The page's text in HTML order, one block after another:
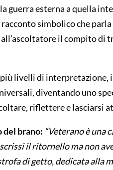
guerra esterna a quella
racconto simbolico che
all’ascoltatore il compito
livelli di interpretazione,
diventando uno
riflettere e lasciarsi
del brano: “Veterano è una
il ritornello ma non
di getto, dedicata alla